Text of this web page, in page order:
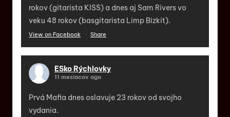
rokov (gitarista KISS) a dnes aj Sam Rivers vo
veku 48 rokov (basgitarista Limp Bizkit).
View on Facebook · Share
ESko Rýchlovky
11 mesiacov ago
Prvá Mafia dnes oslavuje 23 rokov od svojho
vydania.